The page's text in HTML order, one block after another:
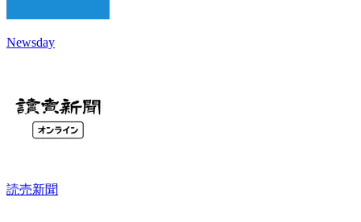
Newsday
読売新聞